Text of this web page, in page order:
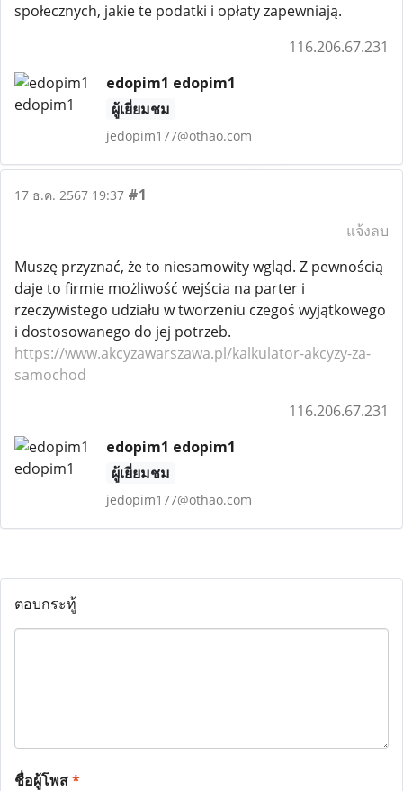
społecznych, jakie te podatki i opłaty zapewniają.
116.206.67.231
edopim1 edopim1
ผู้เยี่ยมชม
jedopim177@othao.com
17 ธ.ค. 2567 19:37 #1
แจ้งลบ
Muszę przyznać, że to niesamowity wgląd. Z pewnością
daje to firmie możliwość wejścia na parter i
rzeczywistego udziału w tworzeniu czegoś wyjątkowego
i dostosowanego do jej potrzeb.
https://www.akcyzawarszawa.pl/kalkulator-akcyzy-za-
samochod
116.206.67.231
edopim1 edopim1
ผู้เยี่ยมชม
jedopim177@othao.com
ตอบกระทู้
ชื่อผู้โพส*